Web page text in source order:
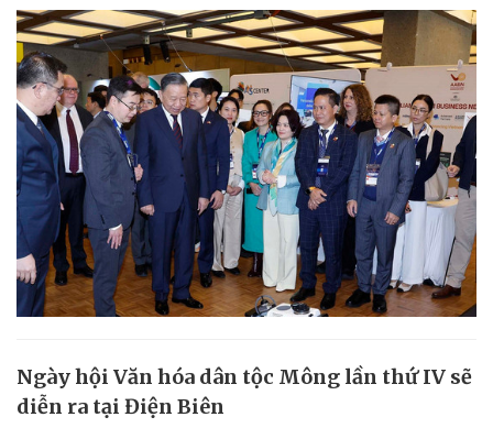
Ngày hội Văn hóa dân tộc Mông lần thứ IV sẽ
diễn ra tại Điện Biên